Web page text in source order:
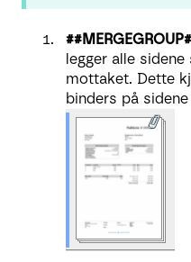
legger alle
mottaket. Dette
binders på